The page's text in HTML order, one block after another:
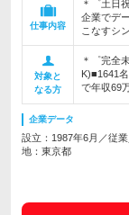
仕事内容
＊゜土日
企業でデ
こなすシ
対象と
なる方
＊゜完全
K)■1641
で年収69
企業データ
設立：1987年6月／従
地：東京都